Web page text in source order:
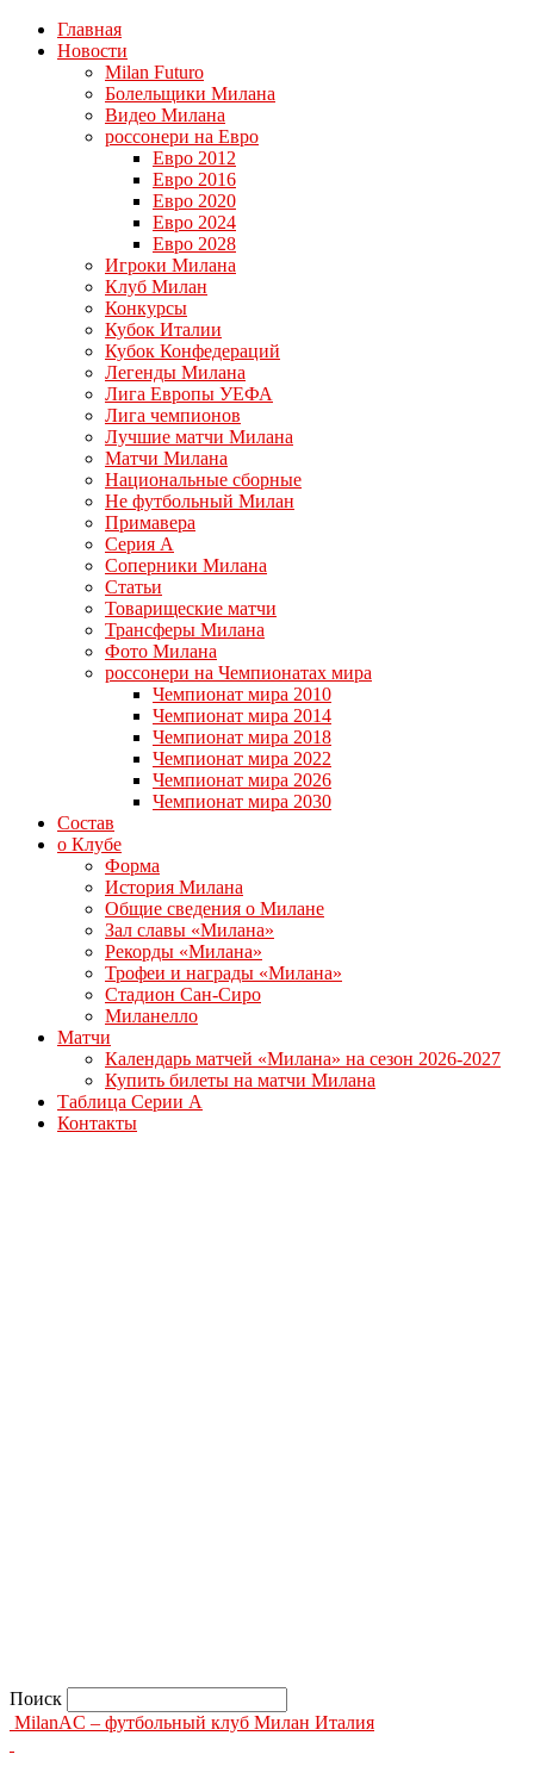
Главная
Новости
Milan Futuro
Болельщики Милана
Видео Милана
россонери на Евро
Евро 2012
Евро 2016
Евро 2020
Евро 2024
Евро 2028
Игроки Милана
Клуб Милан
Конкурсы
Кубок Италии
Кубок Конфедераций
Легенды Милана
Лига Европы УЕФА
Лига чемпионов
Лучшие матчи Милана
Матчи Милана
Национальные сборные
Не футбольный Милан
Примавера
Серия А
Соперники Милана
Статьи
Товарищеские матчи
Трансферы Милана
Фото Милана
россонери на Чемпионатах мира
Чемпионат мира 2010
Чемпионат мира 2014
Чемпионат мира 2018
Чемпионат мира 2022
Чемпионат мира 2026
Чемпионат мира 2030
Состав
о Клубе
Форма
История Милана
Общие сведения о Милане
Зал славы «Милана»
Рекорды «Милана»
Трофеи и награды «Милана»
Стадион Сан-Сиро
Миланелло
Матчи
Календарь матчей «Милана» на сезон 2026-2027
Купить билеты на матчи Милана
Таблица Серии А
Контакты
Поиск
MilanAC – футбольный клуб Милан Италия